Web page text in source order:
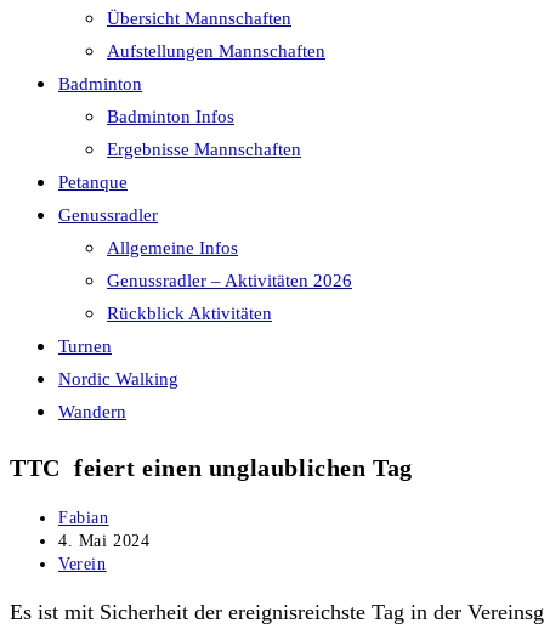
Übersicht Mannschaften
Aufstellungen Mannschaften
Badminton
Badminton Infos
Ergebnisse Mannschaften
Petanque
Genussradler
Allgemeine Infos
Genussradler – Aktivitäten 2026
Rückblick Aktivitäten
Turnen
Nordic Walking
Wandern
TTC feiert einen unglaublichen Tag
Beitrags-
Autor:
Fabian
Beitrag
veröffentlicht:
4. Mai 2024
Beitrags-
Verein
Es ist mit Sicherheit der ereignisreichste Tag in der